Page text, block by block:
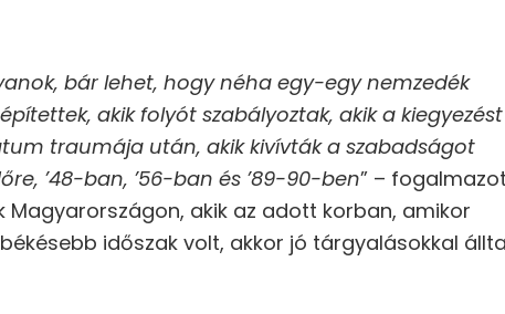
bár lehet, hogy néha egy-egy nemzedék
akik folyót szabályoztak, akik a kiegyezést
traumája után, akik kivívták a szabadságot
’48-ban, ’56-ban és ’89-90-ben” –
Magyarországon, akik az adott korban, amikor
időszak volt, akkor jó tárgyalásokkal